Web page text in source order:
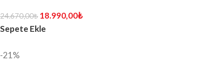
24.670,00₺ 18.990,00₺
Sepete Ekle
-21%